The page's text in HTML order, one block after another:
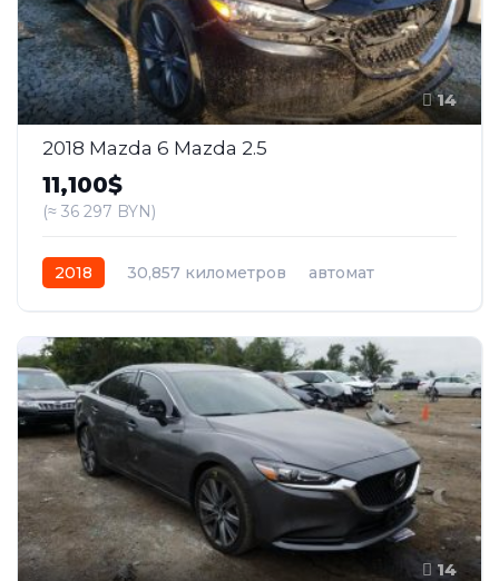
14
2018 Mazda 6 Mazda 2.5
11,100$
(≈ 36 297 BYN)
2018 30,857 километров
автомат
14